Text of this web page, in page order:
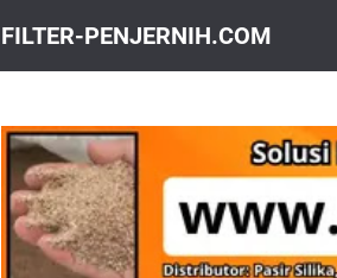
FILTER-PENJERNIH.COM